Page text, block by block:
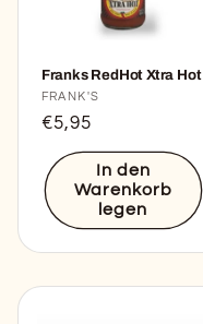
Franks RedHot Xtra Hot
Anbieter:
FRANK'S
Normaler
Preis
€5,95
In den
Warenkorb
legen